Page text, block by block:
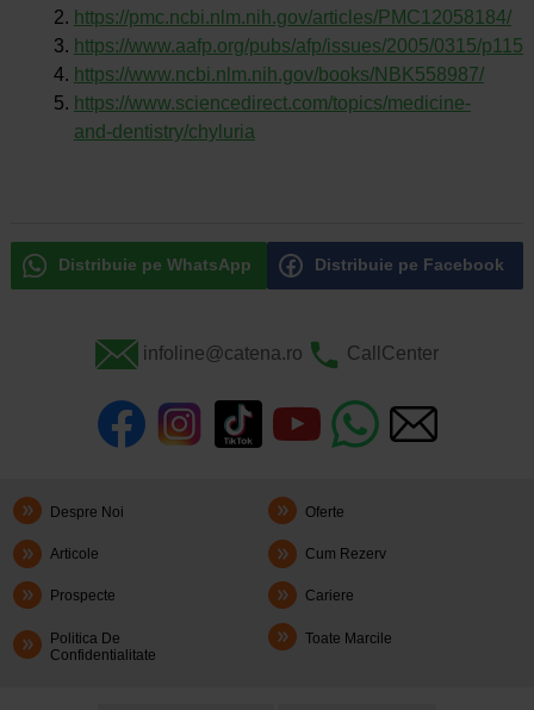
https://pmc.ncbi.nlm.nih.gov/articles/PMC12058184/
https://www.aafp.org/pubs/afp/issues/2005/0315/
https://www.ncbi.nlm.nih.gov/books/NBK558987/
https://www.sciencedirect.com/topics/medicine-
and-dentistry/chyluria
Distribuie pe WhatsApp Distribuie pe Facebook
infoline@catena.ro CallCenter
Despre Noi Oferte
Articole Cum Rezerv
Prospecte Cariere
Politica De
Confidentialitate
Toate Marcile